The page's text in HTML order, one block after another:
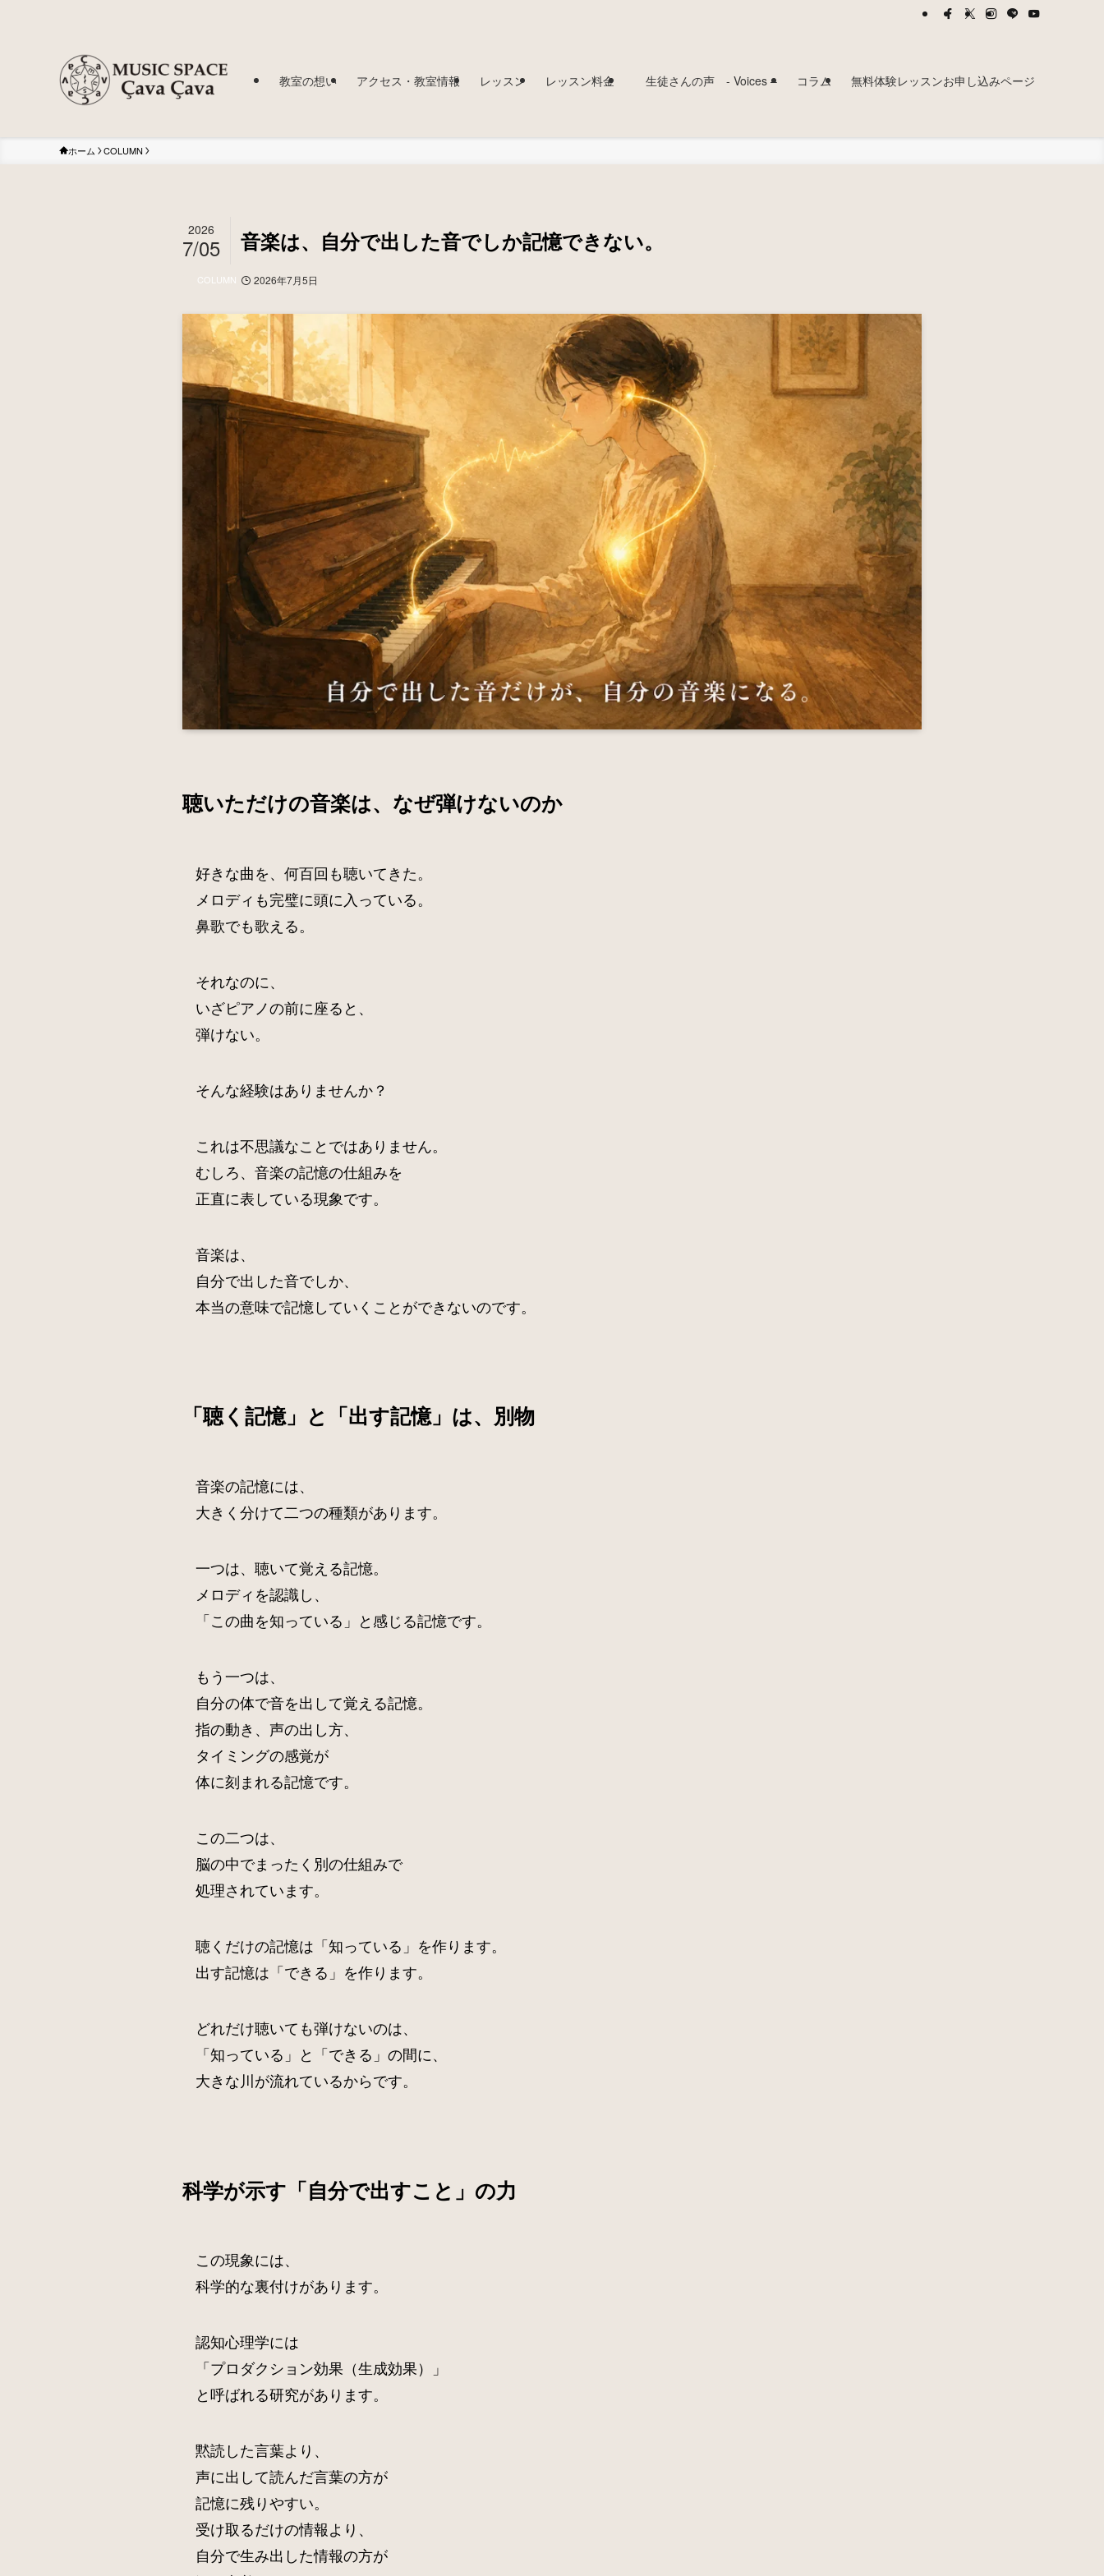
教室の想い アクセス・教室情報 レッスン レッスン料金 生徒さんの声 - Voices – コラム 無料体験レッスンお申し込みページ
ホーム COLUMN
音楽は、自分で出した音でしか記憶できない。
2026
7/05
COLUMN 2026年7月5日
聴いただけの音楽は、なぜ弾けないのか
好きな曲を、何百回も聴いてきた。
メロディも完璧に頭に入っている。
鼻歌でも歌える。
それなのに、
いざピアノの前に座ると、
弾けない。
そんな経験はありませんか？
これは不思議なことではありません。
むしろ、音楽の記憶の仕組みを
正直に表している現象です。
音楽は、
自分で出した音でしか、
本当の意味で記憶していくことができないのです。
「聴く記憶」と「出す記憶」は、別物
音楽の記憶には、
大きく分けて二つの種類があります。
一つは、聴いて覚える記憶。
メロディを認識し、
「この曲を知っている」と感じる記憶です。
もう一つは、
自分の体で音を出して覚える記憶。
指の動き、声の出し方、
タイミングの感覚が
体に刻まれる記憶です。
この二つは、
脳の中でまったく別の仕組みで
処理されています。
聴くだけの記憶は「知っている」を作ります。
出す記憶は「できる」を作ります。
どれだけ聴いても弾けないのは、
「知っている」と「できる」の間に、
大きな川が流れているからです。
科学が示す「自分で出すこと」の力
この現象には、
科学的な裏付けがあります。
認知心理学には
「プロダクション効果（生成効果）」
と呼ばれる研究があります。
黙読した言葉より、
声に出して読んだ言葉の方が
記憶に残りやすい。
受け取るだけの情報より、
自分で生み出した情報の方が